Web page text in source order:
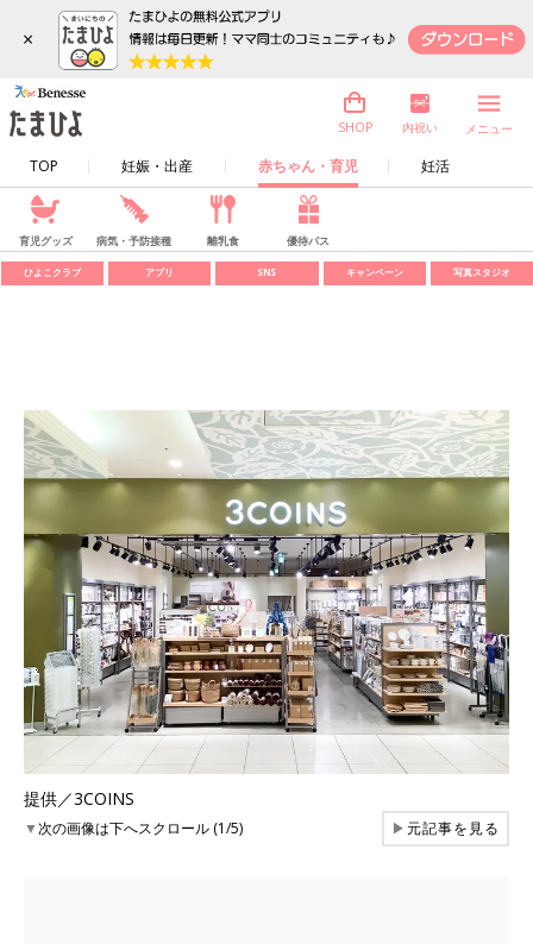
×
TOP 妊娠・出産 赤ちゃん・育児 妊活
SHOP 内祝い メニュー
育児グッズ 病気・予防接種 離乳食 優待パス
ひよこクラブ アプリ SNS キャンペーン 写真スタジオ
提供／3COINS
▼次の画像は下へスクロール (1/5) ▶元記事を見る